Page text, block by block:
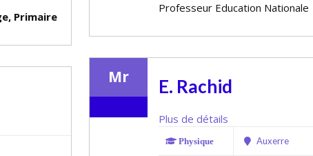
Primaire
Professeur Education Nationale
Mr E. Rachid
Plus de détails
Physique Auxerre